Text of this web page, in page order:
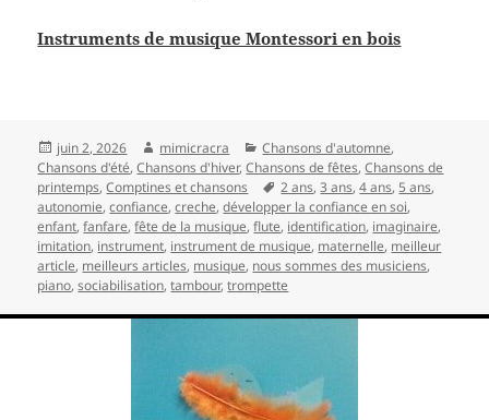
Instruments de musique Montessori en bois
Publié
le
juin 2, 2026 Auteur
mimicracra Catégories
Chansons d'automne,
Chansons d'été,Chansons d'hiver,Chansons de fêtes,Chansons de
printemps,Comptines et chansons
Mots-
clés
2 ans,3 ans,4 ans,5 ans,
autonomie,confiance,creche,développer la confiance en soi,
enfant,fanfare,fête de la musique,flute, identification, imaginaire,
imitation, instrument, instrument de musique, maternelle, meilleur
article, meilleurs articles, musique, nous sommes des musiciens,
piano,sociabilisation,tambour,trompette